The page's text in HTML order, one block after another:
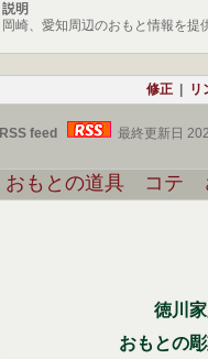
説明
岡崎、愛知周辺のおもと情報を提
修正| リ
RSS feed 最終更新日
おもとの道具 コテ
徳川
おもとの